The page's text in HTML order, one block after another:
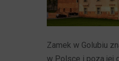
Zamek w Golubiu
w Polsce i poza jej